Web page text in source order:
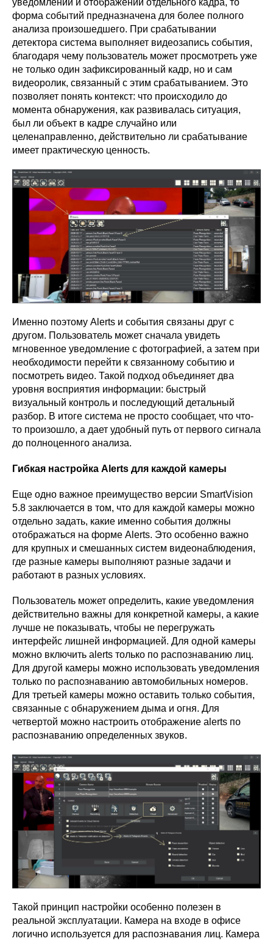
уведомлении и отображении отдельного кадра, то
форма событий предназначена для более полного
анализа произошедшего. При срабатывании
детектора система выполняет видеозапись события,
благодаря чему пользователь может просмотреть уже
не только один зафиксированный кадр, но и сам
видеоролик, связанный с этим срабатыванием. Это
позволяет понять контекст: что происходило до
момента обнаружения, как развивалась ситуация,
был ли объект в кадре случайно или
целенаправленно, действительно ли срабатывание
имеет практическую ценность.
Именно поэтому Alerts и события связаны друг с
другом. Пользователь может сначала увидеть
мгновенное уведомление с фотографией, а затем при
необходимости перейти к связанному событию и
посмотреть видео. Такой подход объединяет два
уровня восприятия информации: быстрый
визуальный контроль и последующий детальный
разбор. В итоге система не просто сообщает, что что-
то произошло, а дает удобный путь от первого сигнала
до полноценного анализа.
Гибкая настройка Alerts для каждой камеры
Еще одно важное преимущество версии SmartVision
5.8 заключается в том, что для каждой камеры можно
отдельно задать, какие именно события должны
отображаться на форме Alerts. Это особенно важно
для крупных и смешанных систем видеонаблюдения,
где разные камеры выполняют разные задачи и
работают в разных условиях.
Пользователь может определить, какие уведомления
действительно важны для конкретной камеры, а какие
лучше не показывать, чтобы не перегружать
интерфейс лишней информацией. Для одной камеры
можно включить alerts только по распознаванию лиц.
Для другой камеры можно использовать уведомления
только по распознаванию автомобильных номеров.
Для третьей камеры можно оставить только события,
связанные с обнаружением дыма и огня. Для
четвертой можно настроить отображение alerts по
распознаванию определенных звуков.
Такой принцип настройки особенно полезен в
реальной эксплуатации. Камера на входе в офисе
логично используется для распознавания лиц. Камера